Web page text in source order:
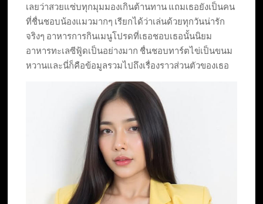
เลยว่าสวยแซ่บทุกมุมมองเกินต้านทาน แถมเธอยังเป็นคน
ที่ชื่นชอบน้องแมวมากๆ เรียกได้ว่าเล่นด้วยทุกวันน่ารัก
จริงๆ อาหารการกินเมนูโปรดที่เธอชอบเธอนั้นนิยม
อาหารทะเลซีฟู้ดเป็นอย่างมาก ชื่นชอบทาร์ตไข่เป็นขนม
หวานและนี่ก็คือข้อมูลรวมไปถึงเรื่องราวส่วนตัวของเธอ